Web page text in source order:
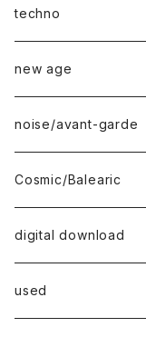
techno
new age
noise/avant-garde
Cosmic/Balearic
digital download
used